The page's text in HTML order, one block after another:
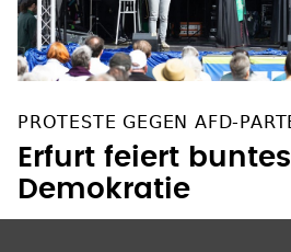
PROTESTE GEGEN AFD-
Erfurt feiert
Demokratie